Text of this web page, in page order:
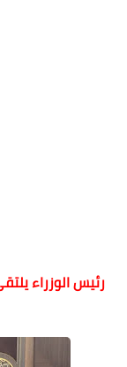
رئيس الوزراء